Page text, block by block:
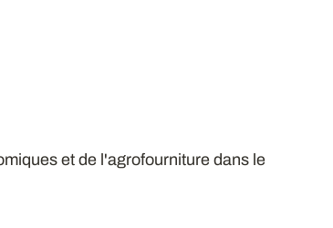
et de l'agrofourniture dans le